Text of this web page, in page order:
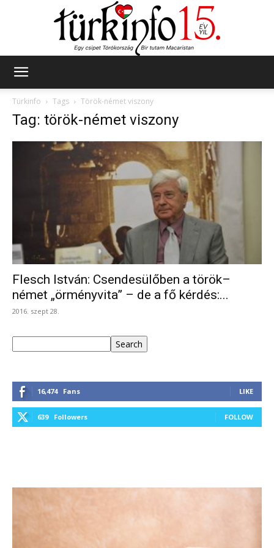
Türkinfo
Tags Török-német viszony
Tag: török-német viszony
Flesch István: Csendesülőben a török–
német „örményvita” – de a fő kérdés:...
2016. szept 28.
Search
16,474 Fans LIKE
639 Followers FOLLOW